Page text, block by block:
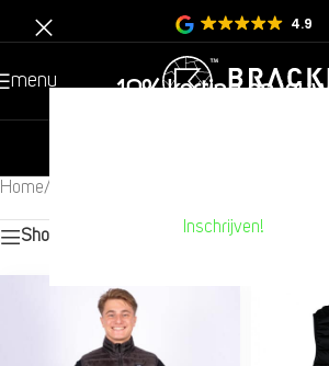
10% korting op jouw
Inschrijven!
4.9
menu
Home/
Show sidebar